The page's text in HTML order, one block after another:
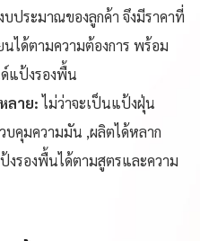
งบประมาณของลูกค้า จึงมีราคาที่
ได้ตามความต้องการ พร้อม
แป้งรองพื้น
ลาย:ไม่ว่าจะเป็นแป้งฝุ่น
คุมความมัน ,ผลิตได้หลาก
งรองพื้นได้ตามสูตรและความ